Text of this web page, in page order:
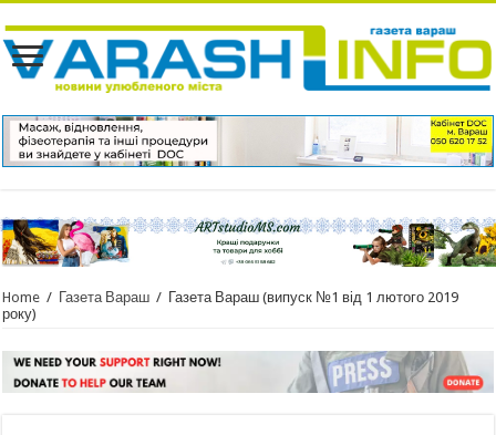
Home / Газета Вараш / Газета Вараш (випуск №1 від 1 лютого 2019
року)